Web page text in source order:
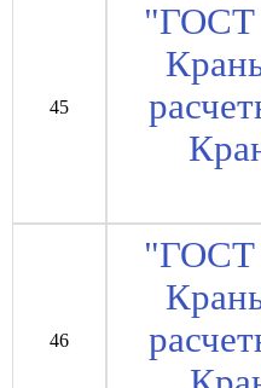
45
"ГОСТ
46
"ГОСТ